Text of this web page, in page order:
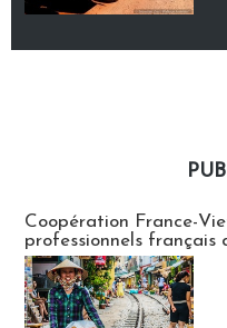
Coopération France-
professionnels français